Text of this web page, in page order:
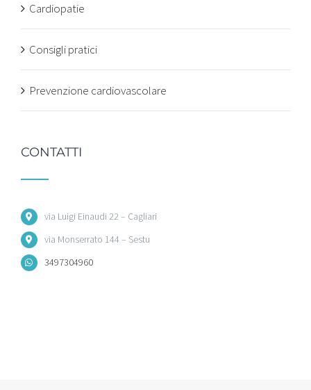
Cardiopatie
Consigli pratici
Prevenzione cardiovascolare
CONTATTI
via Luigi Einaudi 22 – Cagliari
via Monserrato 144 – Sestu
3497304960